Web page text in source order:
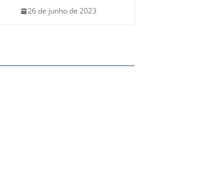
26 de junho de 2023